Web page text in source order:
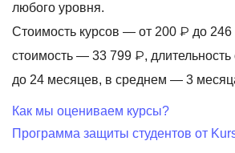
любого уровня.
Стоимость курсов — от 200 ₽ до
стоимость — 33 799 ₽, длительность
до 24 месяцев, в среднем — 3
Как мы оцениваем курсы?
Программа защиты студентов от
Маркетинг
Аналитика
Менеджмент
Иностранные языки